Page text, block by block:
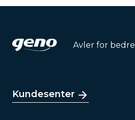
Avler for bedre
Kundesenter